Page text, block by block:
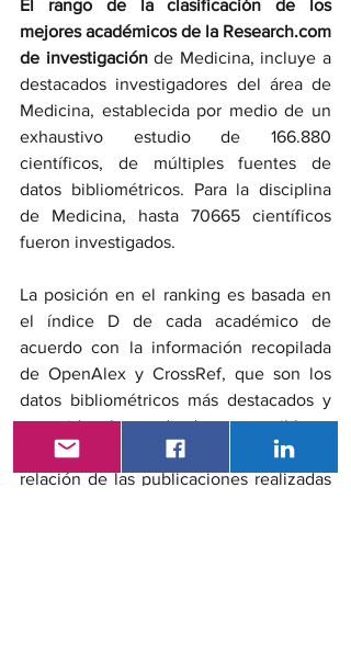
El rango de la clasificación de los
mejores académicos de la Research.com
de investigación de Medicina, incluye a
destacados investigadores del área de
Medicina, establecida por medio de un
exhaustivo estudio de 166.880
científicos, de múltiples fuentes de
datos bibliométricos. Para la disciplina
de Medicina, hasta 70665 científicos
fueron investigados.
La posición en el ranking es basada en
el índice D de cada académico de
acuerdo con la información recopilada
de OpenAlex y CrossRef, que son los
datos bibliométricos más destacados y
conocidos, bases de datos accesibles a
la comunidad científica, además de la
relación de las publicaciones realizadas